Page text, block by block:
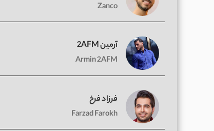
Zanco
آرمین 2AFM
Armin 2AFM
فرزاد فرخ
Farzad Farokh